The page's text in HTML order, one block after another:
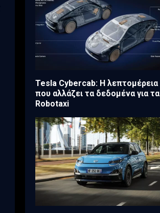
Tesla Cybercab: Η λεπτομέρεια
που αλλάζει τα δεδομένα για τα
Robotaxi